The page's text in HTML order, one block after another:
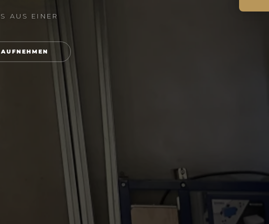
AUS EINER